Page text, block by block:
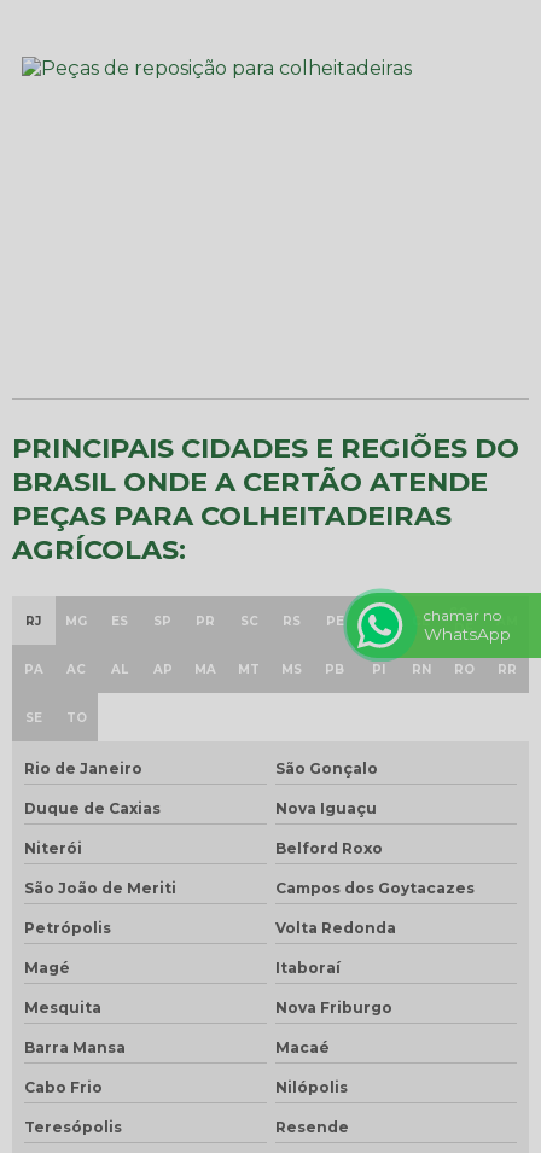
PRINCIPAIS CIDADES E REGIÕES DO
BRASIL ONDE A CERTÃO ATENDE
PEÇAS PARA COLHEITADEIRAS
AGRÍCOLAS:
RJ MG ES SP PR SC RS PE BA CE
GO e
DF
AM
PA AC AL AP MA MT MS PB PI RN RO RR
SE TO
Rio de Janeiro São Gonçalo
Duque de Caxias Nova Iguaçu
Niterói Belford Roxo
São João de Meriti Campos dos Goytacazes
Petrópolis Volta Redonda
Magé Itaboraí
Mesquita Nova Friburgo
Barra Mansa Macaé
Cabo Frio Nilópolis
Teresópolis Resende
chamar no
WhatsApp